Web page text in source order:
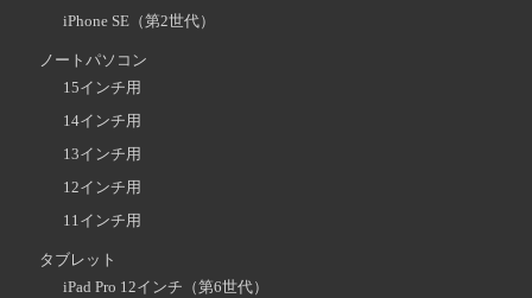
iPhone SE（第2世代）
ノートパソコン
15インチ用
14インチ用
13インチ用
12インチ用
11インチ用
タブレット
iPad Pro 12インチ（第6世代）